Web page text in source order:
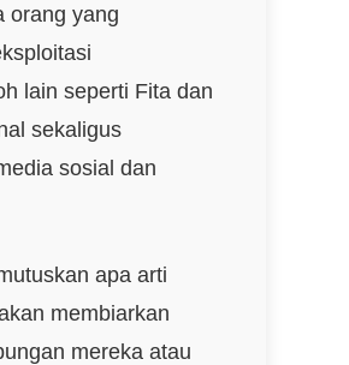
orang yang
lain seperti Fita dan
sekaligus
sosial dan
apa arti
membiarkan
mereka atau